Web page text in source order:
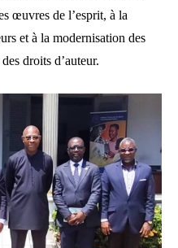
œuvres de l’esprit, à la
et à la modernisation des
droits d’auteur.